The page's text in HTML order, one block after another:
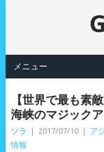
メニュー
【世界で最も素
海峡のマジック
ソラ 2017/07/10 ア
情報